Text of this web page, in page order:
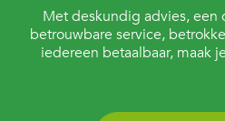
Met deskundig advies, een
betrouwbare service,
iedereen betaalbaar, maak